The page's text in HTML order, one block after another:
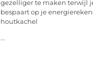
gezelliger te maken terwijl
bespaart op je
houtkachel
...